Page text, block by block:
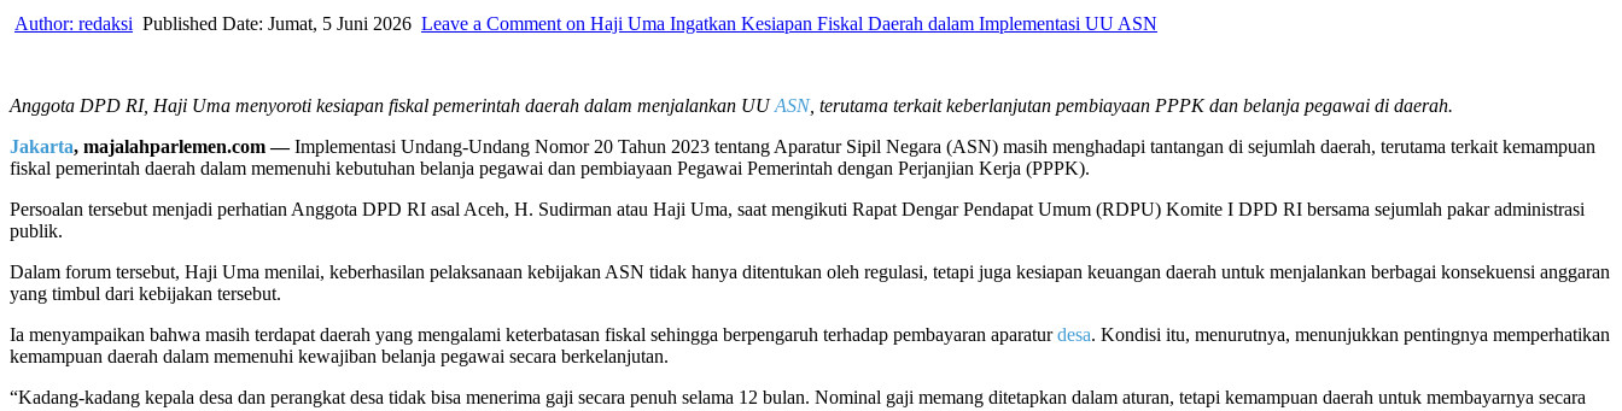
Author: redaksi Published Date: Jumat, 5 Juni 2026 Leave a Comment on Haji Uma Ingatkan Kesiapan Fiskal Daerah dalam Implementasi UU ASN
Anggota DPD RI, Haji Uma menyoroti kesiapan fiskal pemerintah daerah dalam menjalankan UUASN, terutama terkait keberlanjutan pembiayaan PPPK dan belanja pegawai di daerah.
Jakarta, majalahparlemen.com —Implementasi Undang-Undang Nomor 20 Tahun 2023 tentang Aparatur Sipil Negara (ASN) masih menghadapi tantangan di sejumlah daerah, terutama terkait kemampuan
fiskal pemerintah daerah dalam memenuhi kebutuhan belanja pegawai dan pembiayaan Pegawai Pemerintah dengan Perjanjian Kerja (PPPK).
Persoalan tersebut menjadi perhatian Anggota DPD RI asal Aceh, H. Sudirman atau Haji Uma, saat mengikuti Rapat Dengar Pendapat Umum (RDPU) Komite I DPD RI bersama sejumlah pakar administrasi
publik.
Dalam forum tersebut, Haji Uma menilai, keberhasilan pelaksanaan kebijakan ASN tidak hanya ditentukan oleh regulasi, tetapi juga kesiapan keuangan daerah untuk menjalankan berbagai konsekuensi anggaran
yang timbul dari kebijakan tersebut.
Ia menyampaikan bahwa masih terdapat daerah yang mengalami keterbatasan fiskal sehingga berpengaruh terhadap pembayaran aparaturdesa. Kondisi itu, menurutnya, menunjukkan pentingnya memperhatikan
kemampuan daerah dalam memenuhi kewajiban belanja pegawai secara berkelanjutan.
“Kadang-kadang kepala desa dan perangkat desa tidak bisa menerima gaji secara penuh selama 12 bulan. Nominal gaji memang ditetapkan dalam aturan, tetapi kemampuan daerah untuk membayarnya secara